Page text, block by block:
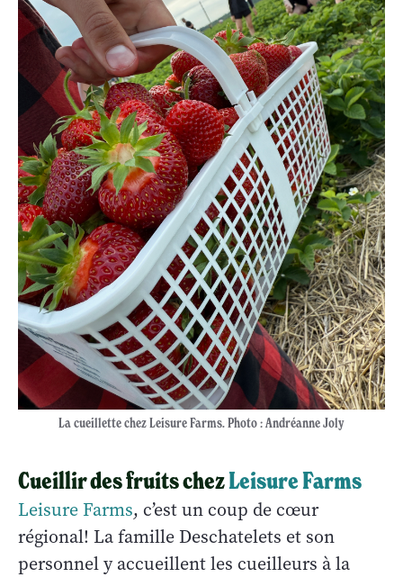
La cueillette chez Leisure Farms. Photo : Andréanne Joly
Cueillir des fruits chezLeisure Farms
Leisure Farms, c’est un coup de cœur
régional! La famille Deschatelets et son
personnel y accueillent les cueilleurs à la